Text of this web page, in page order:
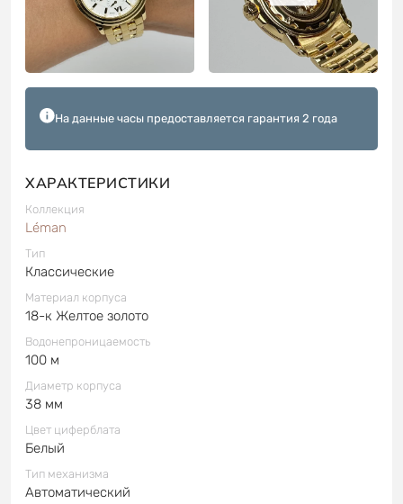
На данные часы предоставляется гарантия 2 года
ХАРАКТЕРИСТИКИ
Коллекция
Léman
Тип
Классические
Материал корпуса
18-к Желтое золото
Водонепроницаемость
100 м
Диаметр корпуса
38 мм
Цвет циферблата
Белый
Тип механизма
Автоматический